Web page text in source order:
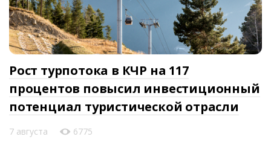
Рост турпотока в КЧР на 117
процентов повысил инвестиционный
потенциал туристической отрасли
7 августа 6775